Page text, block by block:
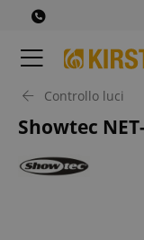
Controllo luci
Showtec